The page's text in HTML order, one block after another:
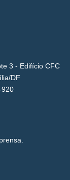
3 - Edifício CFC
DF
920